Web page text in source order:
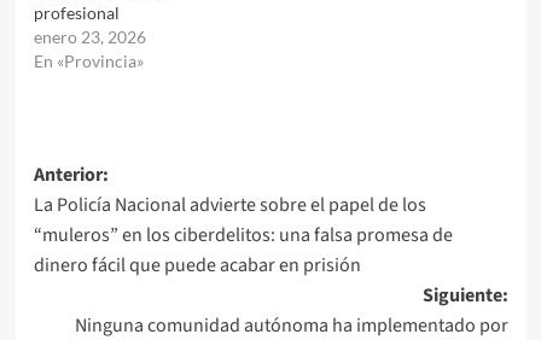
profesional
enero 23, 2026
En «Provincia»
Navegación
de
entradas
Anterior:
La Policía Nacional advierte sobre el papel de los
“muleros” en los ciberdelitos: una falsa promesa de
dinero fácil que puede acabar en prisión
Siguiente:
Ninguna comunidad autónoma ha implementado por